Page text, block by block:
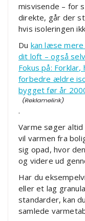
misvisende – for
direkte, går der
hvis isoleringen
Du kan læse
dit loft – også
Fokus på:
forbedre ældre
bygget før år
.
Varme søger
vil varmen fra
sig opad, hvor
og videre ud
Har du
eller et lag
standarder, kan
samlede